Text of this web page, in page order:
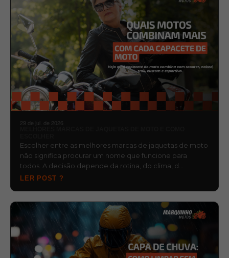
29 de jul. de 2026
Escolher entre as melhores marcas de jaquetas de moto
não significa procurar um nome que funcione para
todos. A decisão depende da rotina, do clima, d…
LER POST ?